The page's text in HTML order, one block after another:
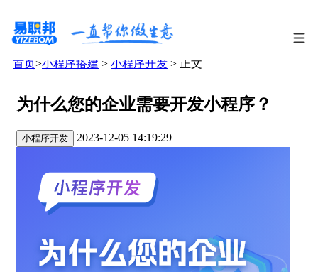
首页>小程序搭建 > 小程序开发 > 正文
为什么您的企业需要开发小程序？
小程序开发 2023-12-05 14:19:29